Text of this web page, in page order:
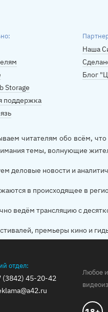
Storage
поддержка
Наша
Блог
читателям обо всём,
темы, волнующие
деловые новости и
в происходящее в
ведём трансляцию с
премьеры кино и
отдел:
(3842) 45-20-42
Любое